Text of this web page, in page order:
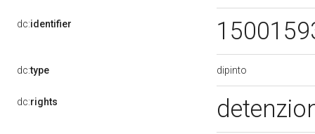
dc:identifier
dc:type dipinto
dc:rights